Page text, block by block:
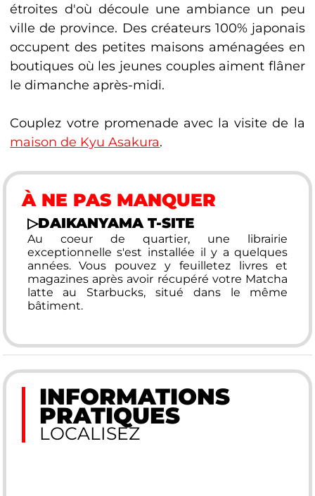
étroites d'où découle une ambiance un peu
ville de province. Des créateurs 100% japonais
occupent des petites maisons aménagées en
boutiques où les jeunes couples aiment flâner
le dimanche après-midi.
Couplez votre promenade avec la visite de la
maison de Kyu Asakura.
À NE PAS MANQUER
▷DAIKANYAMA T-SITE
Au coeur de quartier, une librairie
exceptionnelle s'est installée il y a quelques
années. Vous pouvez y feuilletez livres et
magazines après avoir récupéré votre Matcha
latte au Starbucks, situé dans le même
bâtiment.
INFORMATIONS
PRATIQUES
LOCALISEZ